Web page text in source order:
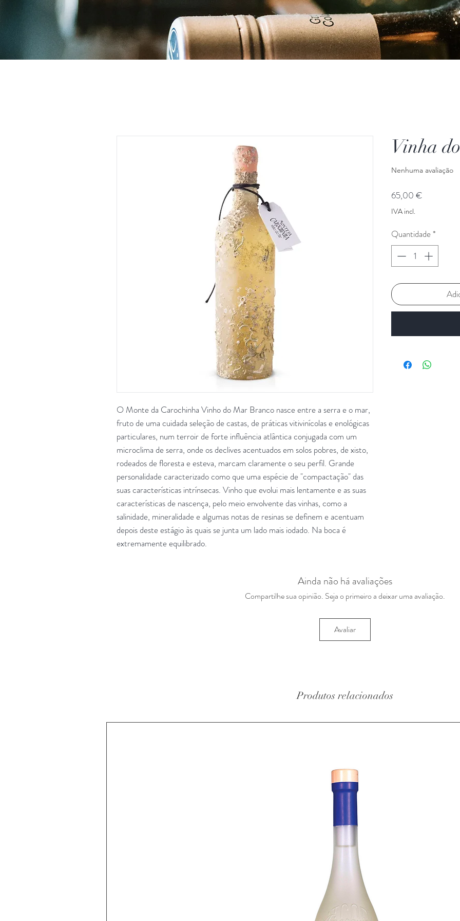
O Monte da Carochinha Vinho do Mar Branco nasce entre a serra e o mar,
fruto de uma cuidada seleção de castas, de práticas vitivinícolas e enológicas
particulares, num terroir de forte influência atlântica conjugada com um
microclima de serra, onde os declives acentuados em solos pobres, de xisto,
rodeados de floresta e esteva, marcam claramente o seu perfil. Grande
personalidade caracterizado como que uma espécie de "compactação" das
suas características intrínsecas. Vinho que evolui mais lentamente e as suas
características de nascença, pelo meio envolvente das vinhas, como a
salinidade, mineralidade e algumas notas de resinas se definem e acentuam
depois deste estágio às quais se junta um lado mais iodado. Na boca é
extremamente equilibrado.
Vinha
Nenhuma avaliação
65,00 €
IVA incl.
Quantidade*
Ainda não há avaliações
Compartilhe sua opinião. Seja o primeiro a deixar uma avaliação.
Avaliar
Produtos relacionados